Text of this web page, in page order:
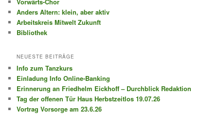
Anders Altern: klein, aber aktiv
Arbeitskreis Mitwelt Zukunft
Bibliothek
NEUESTE BEITRÄGE
Info zum Tanzkurs
Einladung Info Online-Banking
Erinnerung an Friedhelm Eickhoff – Durchblick Redaktion
Tag der offenen Tür Haus Herbstzeitlos 19.07.26
Vortrag Vorsorge am 23.6.26